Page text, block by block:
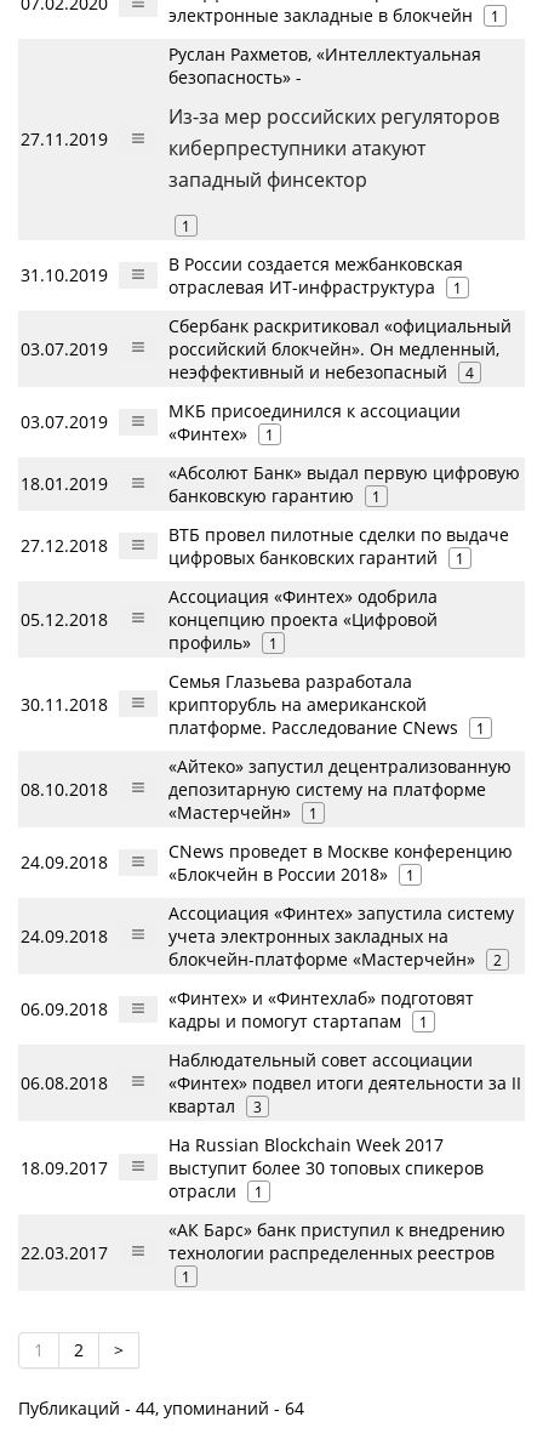
электронные закладные в блокчейн
1
27.11.2019
Руслан Рахметов, «Интеллектуальная
безопасность» -
Из-за мер российских регуляторов
киберпреступники атакуют
западный финсектор
1
31.10.2019
В России создается межбанковская
отраслевая ИТ-инфраструктура
1
03.07.2019
Сбербанк раскритиковал «официальный
российский блокчейн». Он медленный,
неэффективный и небезопасный
4
03.07.2019
МКБ присоединился к ассоциации
«Финтех»
1
18.01.2019
«Абсолют Банк» выдал первую цифровую
банковскую гарантию
1
27.12.2018
ВТБ провел пилотные сделки по выдаче
цифровых банковских гарантий
1
05.12.2018
Ассоциация «Финтех» одобрила
концепцию проекта «Цифровой
профиль»
1
30.11.2018
Семья Глазьева разработала
крипторубль на американской
платформе. Расследование CNews
1
08.10.2018
«Айтеко» запустил децентрализованную
депозитарную систему на платформе
«Мастерчейн»
1
24.09.2018
CNews проведет в Москве конференцию
«Блокчейн в России 2018»
1
24.09.2018
Ассоциация «Финтех» запустила систему
учета электронных закладных на
блокчейн-платформе «Мастерчейн»
2
06.09.2018
«Финтех» и «Финтехлаб» подготовят
кадры и помогут стартапам
1
06.08.2018
Наблюдательный совет ассоциации
«Финтех» подвел итоги деятельности за II
квартал
3
18.09.2017
На Russian Blockchain Week 2017
выступит более 30 топовых спикеров
отрасли
1
22.03.2017
«АК Барс» банк приступил к внедрению
технологии распределенных реестров
1
1 2 >
Публикаций - 44, упоминаний - 64